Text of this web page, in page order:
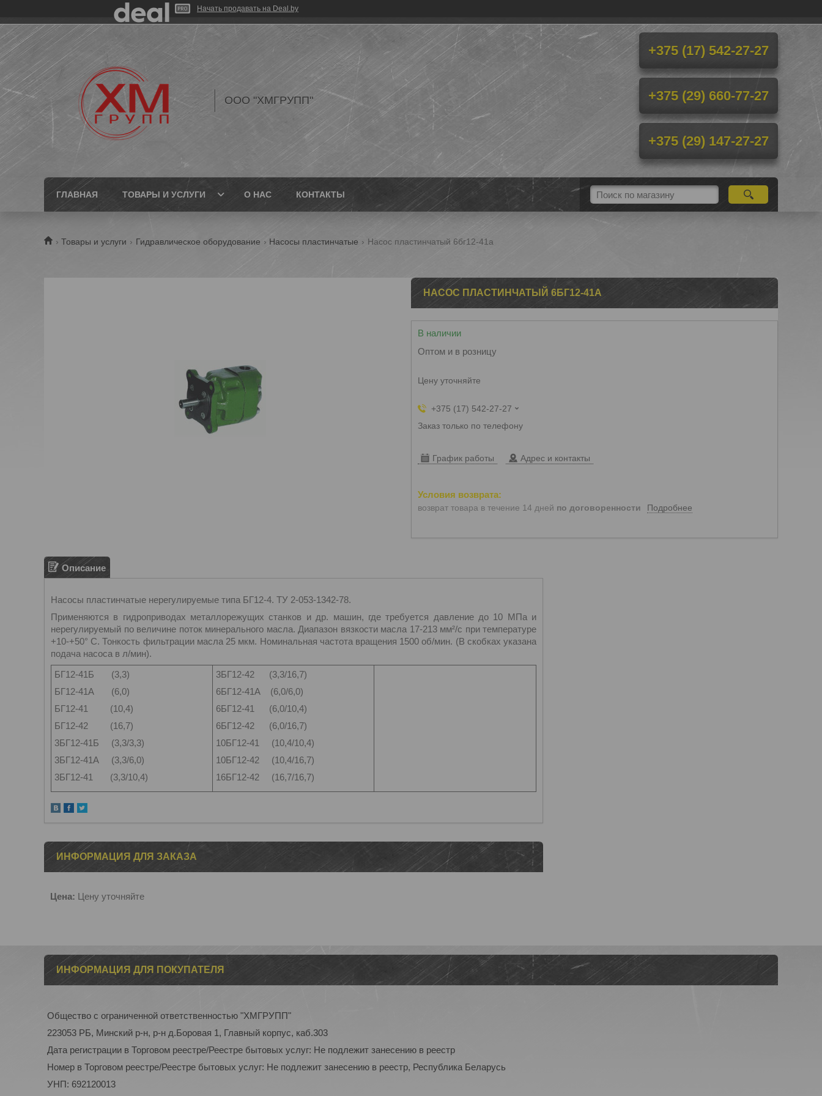
Начать продавать на Deal.by
ООО "ХМГРУПП"
+375 (17) 542-27-27
+375 (29) 660-77-27
+375 (29) 147-27-27
ГЛАВНАЯ ТОВАРЫ И УСЛУГИ О НАС КОНТАКТЫ
Товары и услуги Гидравлическое оборудование Насосы пластинчатые Насос пластинчатый 6бг12-41а
НАСОС ПЛАСТИНЧАТЫЙ 6БГ12-41А
В наличии
Оптом и в розницу
Цену уточняйте
+375 (17) 542-27-27
Заказ только по телефону
График работы Адрес и контакты
возврат товара в течение 14 дней по договоренности Подробнее
Описание
Насосы пластинчатые нерегулируемые типа БГ12-4. ТУ 2-053-1342-78.
Применяются в гидроприводах металлорежущих станков и др. машин, где требуется давление до 10 МПа и
нерегулируемый по величине поток минерального масла. Диапазон вязкости масла 17-213 мм²/с при температуре
+10-+50° С. Тонкость фильтрации масла 25 мкм. Номинальная частота вращения 1500 об/мин. (В скобках указана
подача насоса в л/мин).
БГ12-41Б (3,3)
БГ12-41А (6,0)
БГ12-41 (10,4)
БГ12-42 (16,7)
3БГ12-41Б (3,3/3,3)
3БГ12-41А (3,3/6,0)
3БГ12-41 (3,3/10,4)
3БГ12-42 (3,3/16,7)
6БГ12-41А (6,0/6,0)
6БГ12-41 (6,0/10,4)
6БГ12-42 (6,0/16,7)
10БГ12-41 (10,4/10,4)
10БГ12-42 (10,4/16,7)
16БГ12-42 (16,7/16,7)
ИНФОРМАЦИЯ ДЛЯ ЗАКАЗА
Цена: Цену уточняйте
ИНФОРМАЦИЯ ДЛЯ ПОКУПАТЕЛЯ
Общество с ограниченной ответственностью "ХМГРУПП"
223053 РБ, Минский р-н, р-н д.Боровая 1, Главный корпус, каб.303
Дата регистрации в Торговом реестре/Реестре бытовых услуг: Не подлежит занесению в реестр
Номер в Торговом реестре/Реестре бытовых услуг: Не подлежит занесению в реестр, Республика Беларусь
УНП: 692120013